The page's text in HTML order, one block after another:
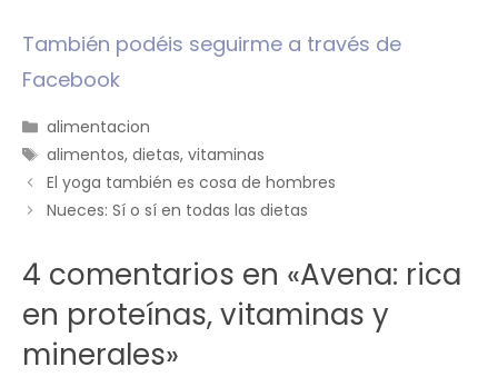
También podéis seguirme a través de
Facebook
Categorías
alimentacion
Etiquetas
alimentos,dietas,vitaminas
El yoga también es cosa de hombres
Nueces: Sí o sí en todas las dietas
4 comentarios en «Avena: rica
en proteínas, vitaminas y
minerales»